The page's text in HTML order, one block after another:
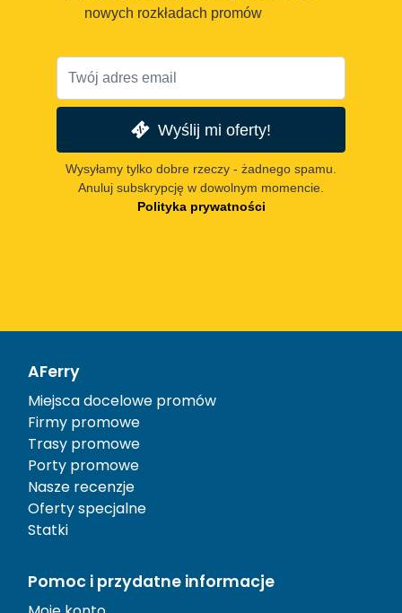
nowych rozkładach promów
Wyślij mi oferty!
Wysyłamy tylko dobre rzeczy - żadnego spamu.
Anuluj subskrypcję w dowolnym momencie.
Polityka prywatności
AFerry
Miejsca docelowe promów
Firmy promowe
Trasy promowe
Porty promowe
Nasze recenzje
Oferty specjalne
Statki
Pomoc i przydatne informacje